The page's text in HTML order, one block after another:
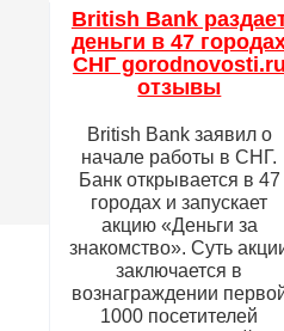
British Bank
деньги в 47
СНГ
отзывы
British Bank заявил о
начале работы в СНГ.
Банк открывается в 47
городах и запускает
акцию «Деньги за
знакомство». Суть
заключается в
вознаграждении
1000 посетителей